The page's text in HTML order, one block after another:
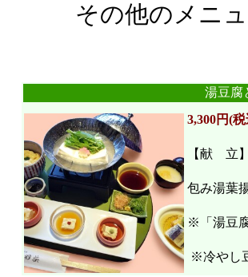
その他のメニ
湯豆腐
3,300円(
【献 立
包み湯葉
※「湯豆
※冷やし